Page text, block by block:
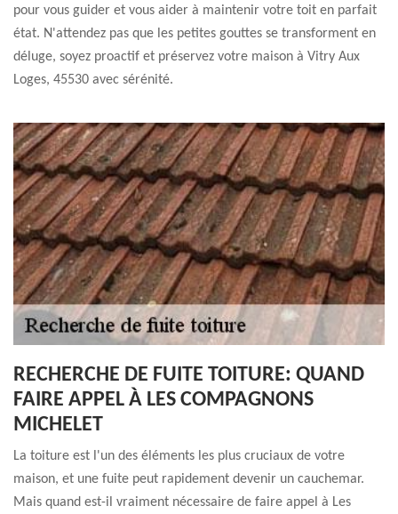
pour vous guider et vous aider à maintenir votre toit en parfait
état. N'attendez pas que les petites gouttes se transforment en
déluge, soyez proactif et préservez votre maison à Vitry Aux
Loges, 45530 avec sérénité.
RECHERCHE DE FUITE TOITURE: QUAND
FAIRE APPEL À LES COMPAGNONS
MICHELET
La toiture est l'un des éléments les plus cruciaux de votre
maison, et une fuite peut rapidement devenir un cauchemar.
Mais quand est-il vraiment nécessaire de faire appel à Les